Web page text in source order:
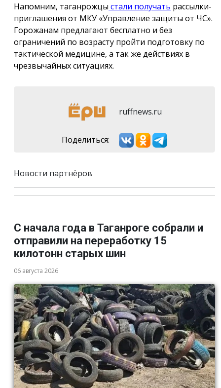
Напомним, таганрожцы стали получать рассылки-
приглашения от МКУ «Управление защиты от ЧС».
Горожанам предлагают бесплатно и без
ограничений по возрасту пройти подготовку по
тактической медицине, а так же действиях в
чрезвычайных ситуациях.
ruffnews.ru
Поделиться:
Новости партнёров
С начала года в Таганроге собрали и
отправили на переработку 15
килотонн старых шин
06 августа 2026